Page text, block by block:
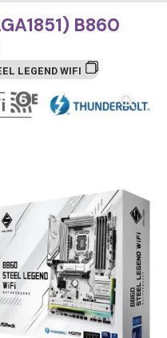
B860
LEGEND WIFI